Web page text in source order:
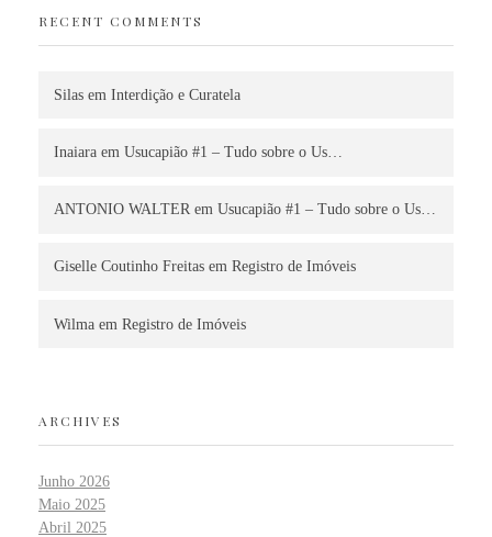
RECENT COMMENTS
Silas em Interdição e Curatela
Inaiara em Usucapião #1 – Tudo sobre o Us…
ANTONIO WALTER em Usucapião #1 – Tudo sobre o Us…
Giselle Coutinho Freitas em Registro de Imóveis
Wilma em Registro de Imóveis
ARCHIVES
Junho 2026
Maio 2025
Abril 2025